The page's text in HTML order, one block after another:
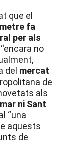
que el
fa
per als
no
del mercat
de
als
ni Sant
“una
aquests
de